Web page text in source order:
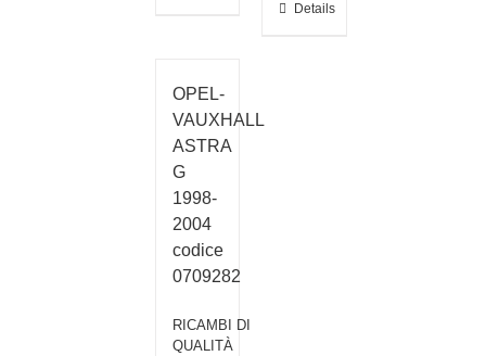
Details
OPEL-
VAUXHALL
ASTRA
G
1998-
2004
codice
0709282
RICAMBI DI
QUALITÀ